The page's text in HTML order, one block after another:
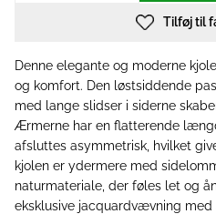
Tilføj til
Denne elegante og moderne
og komfort. Den løstsiddende
med lange slidser i siderne
Ærmerne har en flatterende
afsluttes asymmetrisk, hvilket
kjolen er ydermere med
naturmateriale, der føles let og
eksklusive jacquardvævning